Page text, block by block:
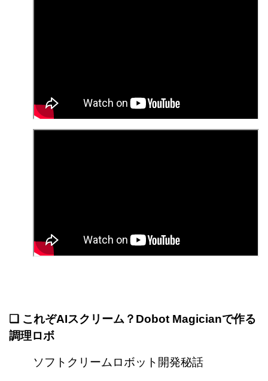
❏ これぞAIスクリーム？Dobot Magicianで作る
調理ロボ
ソフトクリームロボット開発秘話